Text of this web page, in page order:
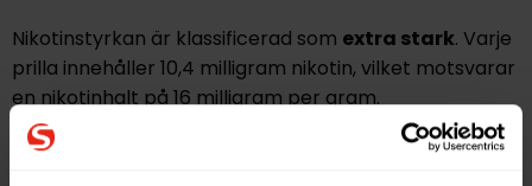
Nikotinstyrkan är klassificerad som extra stark. Varje
prilla innehåller 10,4 milligram nikotin, vilket motsvarar
en nikotinhalt på 16 milligram per gram.
77 Nicotine Pouches är ett varumärke som erbjuder